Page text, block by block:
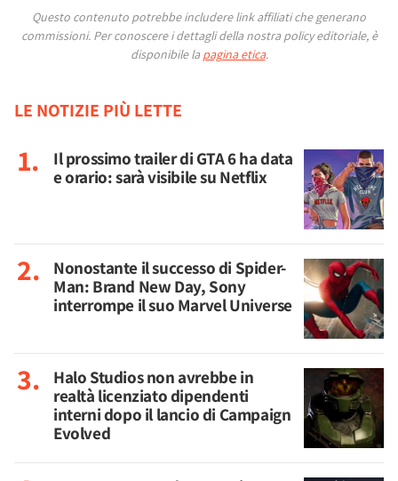
Questo contenuto potrebbe includere link affiliati che generano
commissioni. Per conoscere i dettagli della nostra policy editoriale, è
disponibile la pagina etica.
LE NOTIZIE PIÙ LETTE
Il prossimo trailer di GTA 6 ha data
e orario: sarà visibile su Netflix
Nonostante il successo di Spider-
Man: Brand New Day, Sony
interrompe il suo Marvel Universe
Halo Studios non avrebbe in
realtà licenziato dipendenti
interni dopo il lancio di Campaign
Evolved